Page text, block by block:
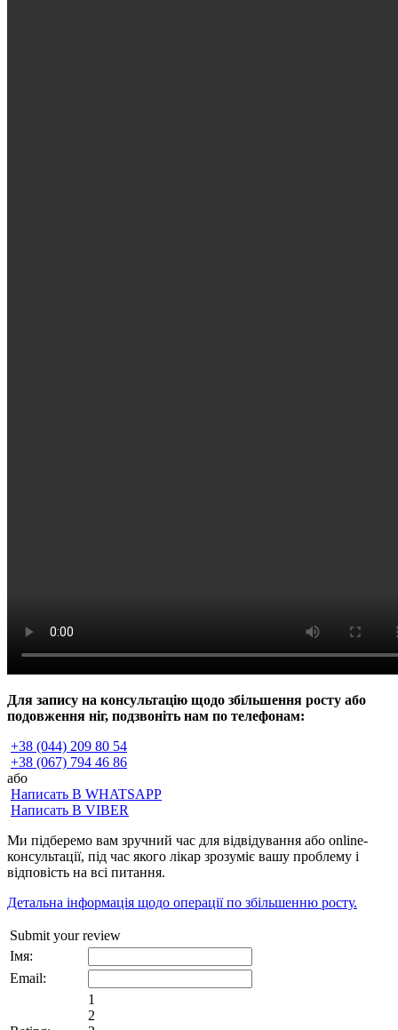
Для запису на консультацію щодо збільшення росту або
подовження ніг, подзвоніть нам по телефонам:
+38 (044) 209 80 54
+38 (067) 794 46 86
або
Написать В WHATSAPP
Написать В VIBER
Ми підберемо вам зручний час для відвідування або online-
консультації, під час якого лікар зрозуміє вашу проблему і
відповість на всі питання.
Детальна інформація щодо операції по збільшенню росту.
Submit your review
Імя:
Email:
1
2